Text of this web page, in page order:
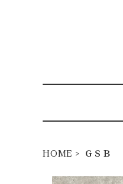
HOME ＧＳＢ